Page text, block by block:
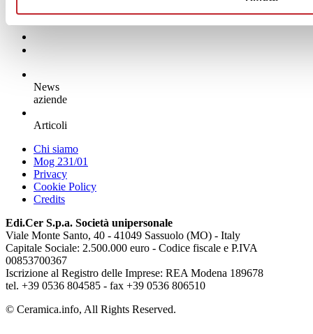
News
aziende
Articoli
Chi siamo
Mog 231/01
Privacy
Cookie Policy
Credits
Edi.Cer S.p.a. Società unipersonale
Viale Monte Santo, 40 - 41049 Sassuolo (MO) - Italy
Capitale Sociale: 2.500.000 euro - Codice fiscale e P.IVA
00853700367
Iscrizione al Registro delle Imprese: REA Modena 189678
tel. +39 0536 804585 - fax +39 0536 806510
© Ceramica.info, All Rights Reserved.